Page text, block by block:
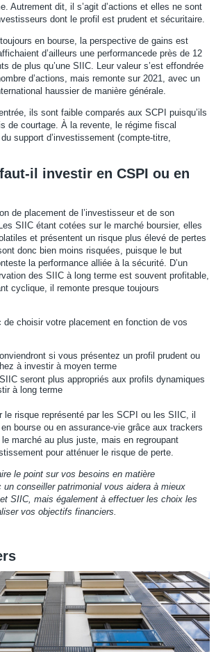
Autrement dit, il s’agit d’actions et elles ne sont
dont le profil est prudent et sécuritaire.
en bourse, la perspective de gains est
d’ailleurs une performancede près de 12
de plus qu’une SIIC. Leur valeur s’est effondrée
d’actions, mais remonte sur 2021, avec un
haussier de manière générale.
ils sont faible comparés aux SCPI puisqu’ils
de courtage. À la revente, le régime fiscal
support d’investissement (compte-titre,
il investir en CSPI ou en
de placement de l’investisseur et de son
SIIC étant cotées sur le marché boursier, elles
et présentent un risque plus élevé de pertes
donc bien moins risquées, puisque le but
la performance alliée à la sécurité. D’un
des SIIC à long terme est souvent profitable,
cyclique, il remonte presque toujours
de choisir votre placement en fonction de vos
si vous présentez un profil prudent ou
à investir à moyen terme
seront plus appropriés aux profils dynamiques
à long terme
le risque représenté par les SCPI ou les SIIC, il
bourse ou en assurance-vie grâce aux trackers
marché au plus juste, mais en regroupant
pour atténuer le risque de perte.
le point sur vos besoins en matière
un conseiller patrimonial vous aidera à mieux
SIIC, mais également à effectuer les choix les
vos objectifs financiers.